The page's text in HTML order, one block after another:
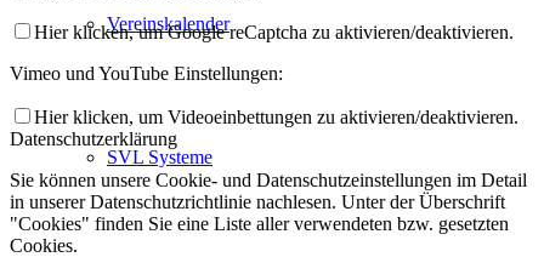
Vereinskalender
SVL Systeme
Hier klicken, um Google reCaptcha zu aktivieren/deaktivieren.
Vimeo und YouTube Einstellungen:
Hier klicken, um Videoeinbettungen zu aktivieren/deaktivieren.
Datenschutzerklärung
Sie können unsere Cookie- und Datenschutzeinstellungen im Detail
in unserer Datenschutzrichtlinie nachlesen. Unter der Überschrift
"Cookies" finden Sie eine Liste aller verwendeten bzw. gesetzten
Cookies.